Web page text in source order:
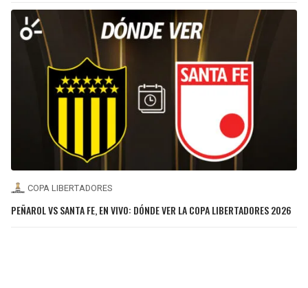
COPA LIBERTADORES
PEÑAROL VS SANTA FE, EN VIVO: DÓNDE VER LA COPA LIBERTADORES 2026